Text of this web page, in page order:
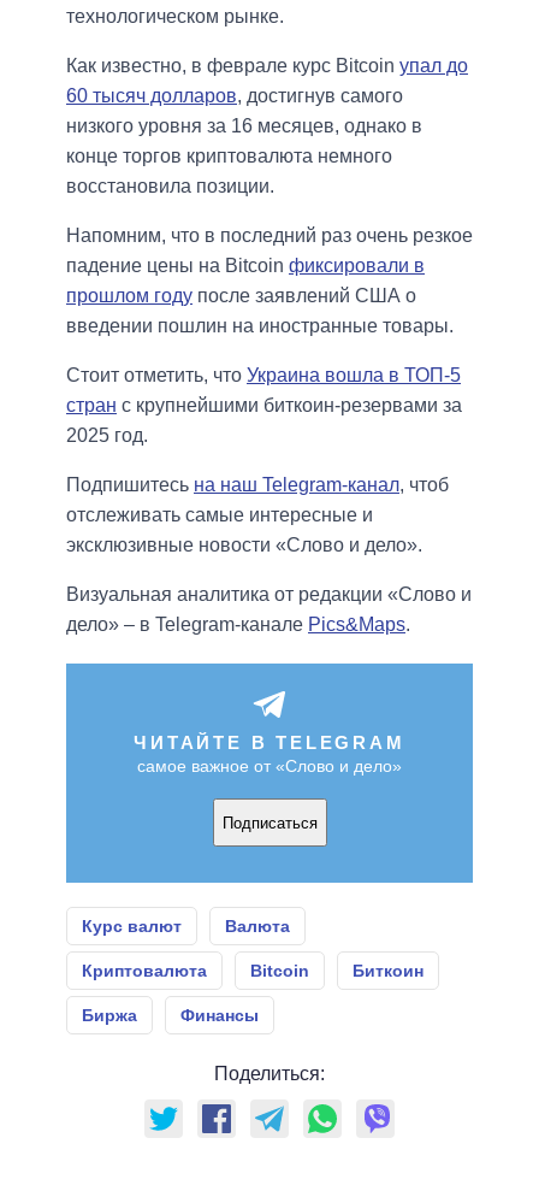
технологическом рынке.
Как известно, в феврале курс Bitcoin упал до
60 тысяч долларов, достигнув самого
низкого уровня за 16 месяцев, однако в
конце торгов криптовалюта немного
восстановила позиции.
Напомним, что в последний раз очень резкое
падение цены на Bitcoin фиксировали в
прошлом году после заявлений США о
введении пошлин на иностранные товары.
Стоит отметить, что Украина вошла в ТОП-5
стран с крупнейшими биткоин-резервами за
2025 год.
Подпишитесь на наш Telegram-канал, чтоб
отслеживать самые интересные и
эксклюзивные новости «Слово и дело».
Визуальная аналитика от редакции «Слово и
дело» – в Telegram-канале Pics&Maps.
ЧИТАЙТЕ В TELEGRAM
самое важное от «Слово и дело»
Подписаться
Курс валют Валюта
Криптовалюта Bitcoin Биткоин
Биржа Финансы
Поделиться: